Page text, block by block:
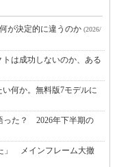
が決定的に違うのか (2026/
は成功しないのか、ある
何か。無料版7モデルに
った？ 2026年下半期の
」 メインフレーム大撤